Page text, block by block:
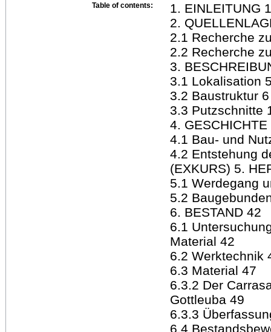
Table of contents:
1. EINLEITUNG 1
2.
2.1 Recherche
2.2 Recherche
3.
3.1 Lokalisation
3.2 Baustruktur 6
3.3 Putzschnitte
4. GESCHICHTE
4.1 Bau- und
4.2 Entstehung
(EXKURS) 5.
5.1 Werdegang
5.2
6. BESTAND 42
6.1
Material 42
6.2 Werktechnik
6.3 Material 47
6.3.2 Der
Gottleuba 49
6.3.3
6.4